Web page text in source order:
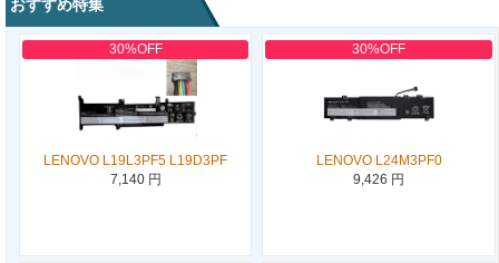
おすすめ特集
30%OFF
LENOVO L19L3PF5 L19D3PF
7,140 円
30%OFF
LENOVO L24M3PF0
9,426 円